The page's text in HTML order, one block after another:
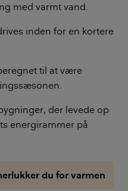
med varmt vand.
inden for en kortere
til at være
der levede op
energirammer på
du for varmen